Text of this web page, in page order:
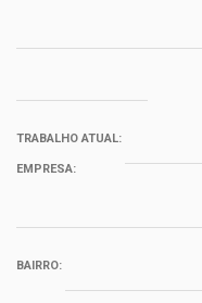
TRABALHO ATUAL:
EMPRESA:
BAIRRO: